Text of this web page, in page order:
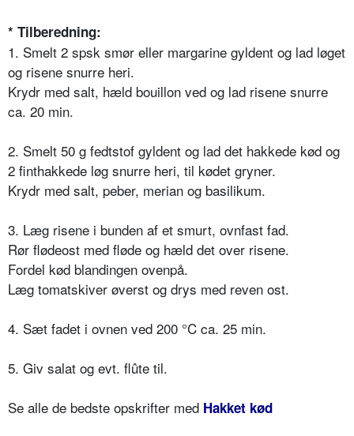
* Tilberedning:
1. Smelt 2 spsk smør eller margarine gyldent og lad løget
og risene snurre heri.
Krydr med salt, hæld bouillon ved og lad risene snurre
ca. 20 min.
2. Smelt 50 g fedtstof gyldent og lad det hakkede kød og
2 finthakkede løg snurre heri, til kødet gryner.
Krydr med salt, peber, merian og basilikum.
3. Læg risene i bunden af et smurt, ovnfast fad.
Rør flødeost med fløde og hæld det over risene.
Fordel kød blandingen ovenpå.
Læg tomatskiver øverst og drys med reven ost.
4. Sæt fadet i ovnen ved 200 °C ca. 25 min.
5. Giv salat og evt. flûte til.
Se alle de bedste opskrifter med Hakket kød